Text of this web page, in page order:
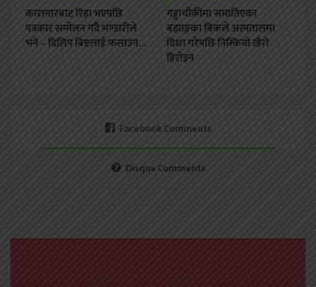
कारागारबाट रिहा भएपछि
पत्रकार सम्मेलन गर्दै भण्डारीले
भने – दिलिप बिष्टलाई फसाउन…
गड्डाचौकीमा समातिएका
बझाङ्गका बिकले अस्पतालमा
दिशा गरेपछि निस्कियो खैरो
हिरोइन
Facebook Comments
Disqus Comments